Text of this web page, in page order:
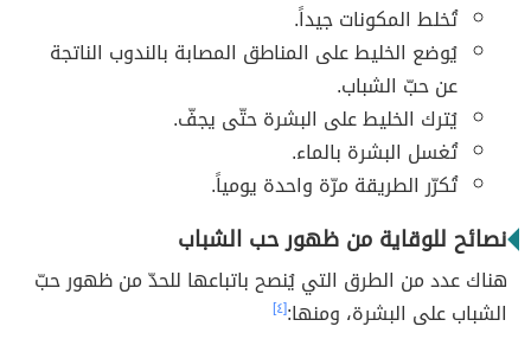
تُخلط المكونات جيداً.
يُوضع الخليط على المناطق المصابة بالندوب الناتجة
عن حبّ الشباب.
يُترك الخليط على البشرة حتّى يجفّ.
تُغسل البشرة بالماء.
تُكرّر الطريقة مرّة واحدة يومياً.
نصائح للوقاية من ظهور حب الشباب
هناك عدد من الطرق التي يُنصح باتباعها للحدّ من ظهور حبّ
الشباب على البشرة، ومنها:[٤]